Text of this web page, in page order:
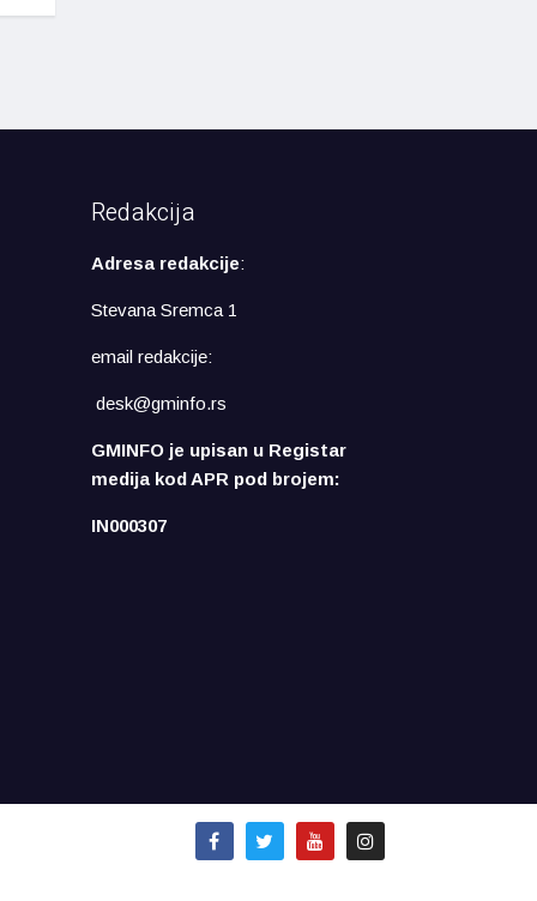
Redakcija
Adresa redakcije:
Stevana Sremca 1
email redakcije:
desk@gminfo.rs
GMINFO je upisan u Registar
medija kod APR pod brojem:
IN000307